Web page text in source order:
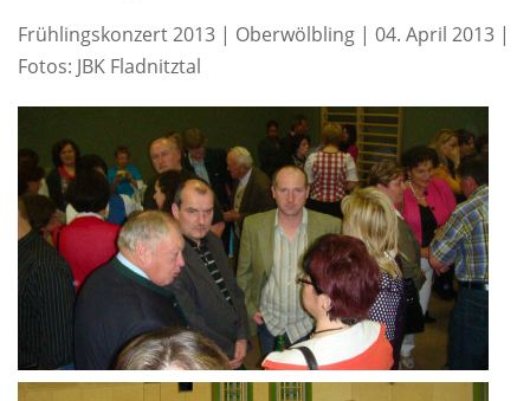
Frühlingskonzert 2013 | Oberwölbling | 04. April 2013 |
Fotos: JBK Fladnitztal